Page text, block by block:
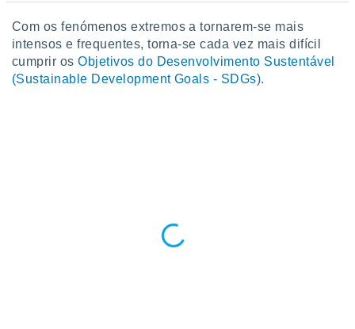
Com os fenómenos extremos a tornarem-se mais
intensos e frequentes, torna-se cada vez mais difícil
cumprir osObjetivos do Desenvolvimento Sustentável
(Sustainable Development Goals - SDGs).